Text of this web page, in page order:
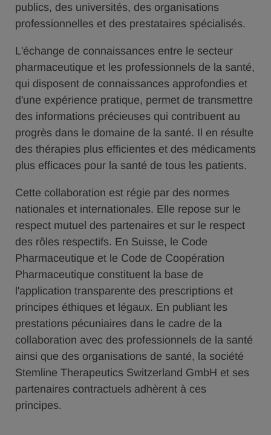
publics, des universités, des organisations
professionnelles et des prestataires spécialisés.
L'échange de connaissances entre le secteur
pharmaceutique et les professionnels de la santé,
qui disposent de connaissances approfondies et
d'une expérience pratique, permet de transmettre
des informations précieuses qui contribuent au
progrès dans le domaine de la santé. Il en résulte
des thérapies plus efficientes et des médicaments
plus efficaces pour la santé de tous les patients.
Cette collaboration est régie par des normes
nationales et internationales. Elle repose sur le
respect mutuel des partenaires et sur le respect
des rôles respectifs. En Suisse, le Code
Pharmaceutique et le Code de Coopération
Pharmaceutique constituent la base de
l'application transparente des prescriptions et
principes éthiques et légaux. En publiant les
prestations pécuniaires dans le cadre de la
collaboration avec des professionnels de la santé
ainsi que des organisations de santé, la société
Stemline Therapeutics Switzerland GmbH et ses
partenaires contractuels adhèrent à ces
principes.